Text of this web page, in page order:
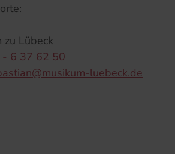
zu Lübeck
6 37 62 50
luebeck.de